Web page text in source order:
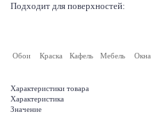
Подходит для поверхностей:
Обои Краска Кафель Мебель Окна
Характеристики товара
Характеристика
Значение